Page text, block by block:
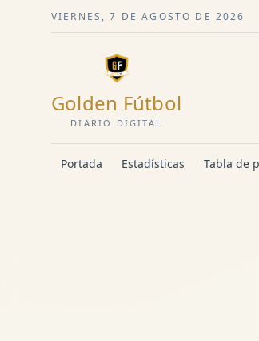
VIERNES, 7 DE AGOSTO DE 2026
Golden Fútbol
DIARIO DIGITAL
Portada Estadísticas Tabla de